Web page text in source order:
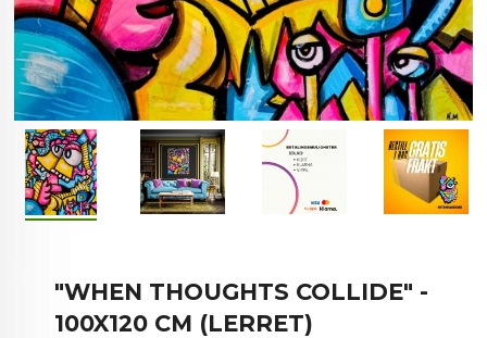
"WHEN THOUGHTS COLLIDE" -
100X120 CM (LERRET)